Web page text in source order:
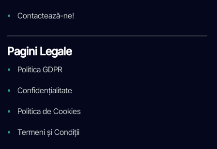
Contactează-ne!
Pagini Legale
Politica GDPR
Confidențialitate
Politica de Cookies
Termeni și Condiții